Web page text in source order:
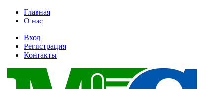
Главная
О нас
Вход
Регистрация
Контакты